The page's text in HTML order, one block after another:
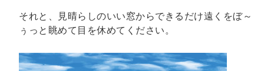
それと、見晴らしのいい窓からできるだけ遠くをぼ～
ぅっと眺めて目を休めてください。